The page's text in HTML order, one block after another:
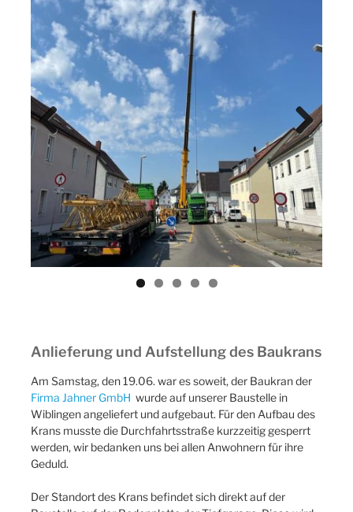
Previ
ous
Next
Anlieferung und Aufstellung des Baukrans
Am Samstag, den 19.06. war es soweit, der Baukran der
Firma Jahner GmbH wurde auf unserer Baustelle in
Wiblingen angeliefert und aufgebaut. Für den Aufbau des
Krans musste die Durchfahrtsstraße kurzzeitig gesperrt
werden, wir bedanken uns bei allen Anwohnern für ihre
Geduld.
Der Standort des Krans befindet sich direkt auf der